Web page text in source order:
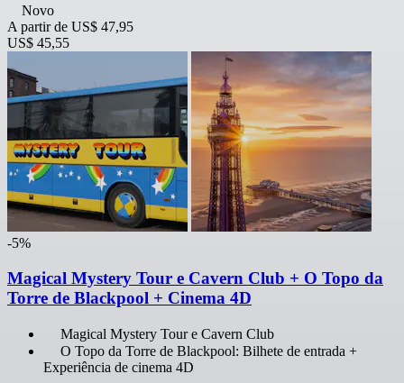
Novo
A partir de US$ 47,95
US$ 45,55
-5%
Magical Mystery Tour e Cavern Club + O Topo da
Torre de Blackpool + Cinema 4D
Magical Mystery Tour e Cavern Club
O Topo da Torre de Blackpool: Bilhete de entrada +
Experiência de cinema 4D